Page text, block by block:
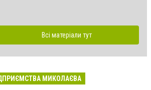
Всі матеріали тут
МИКОЛАЄВА